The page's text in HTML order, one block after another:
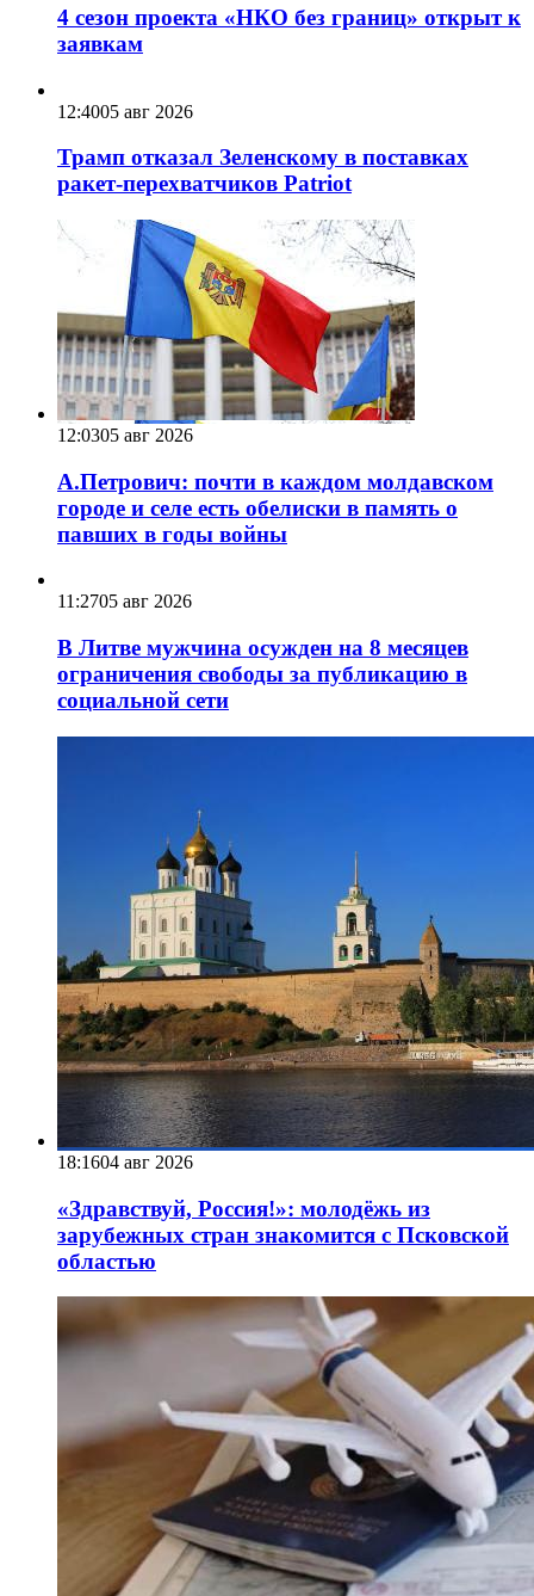
4 сезон проекта «НКО без границ» открыт к
заявкам
12:4005 авг 2026
Трамп отказал Зеленскому в поставках
ракет-перехватчиков Patriot
12:0305 авг 2026
А.Петрович: почти в каждом молдавском
городе и селе есть обелиски в память о
павших в годы войны
11:2705 авг 2026
В Литве мужчина осужден на 8 месяцев
ограничения свободы за публикацию в
социальной сети
18:1604 авг 2026
«Здравствуй, Россия!»: молодёжь из
зарубежных стран знакомится с Псковской
областью